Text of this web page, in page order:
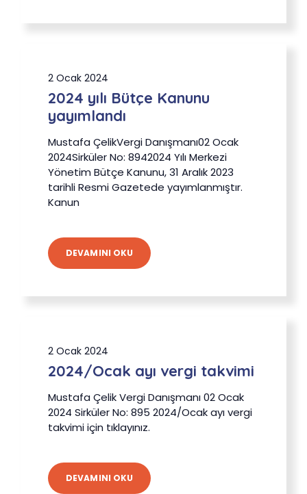
2 Ocak 2024
2024 yılı Bütçe Kanunu
yayımlandı
Mustafa ÇelikVergi Danışmanı02 Ocak
2024Sirküler No: 8942024 Yılı Merkezi
Yönetim Bütçe Kanunu, 31 Aralık 2023
tarihli Resmi Gazetede yayımlanmıştır.
Kanun
DEVAMINI OKU
2 Ocak 2024
2024/Ocak ayı vergi takvimi
Mustafa Çelik Vergi Danışmanı 02 Ocak
2024 Sirküler No: 895 2024/Ocak ayı vergi
takvimi için tıklayınız.
DEVAMINI OKU